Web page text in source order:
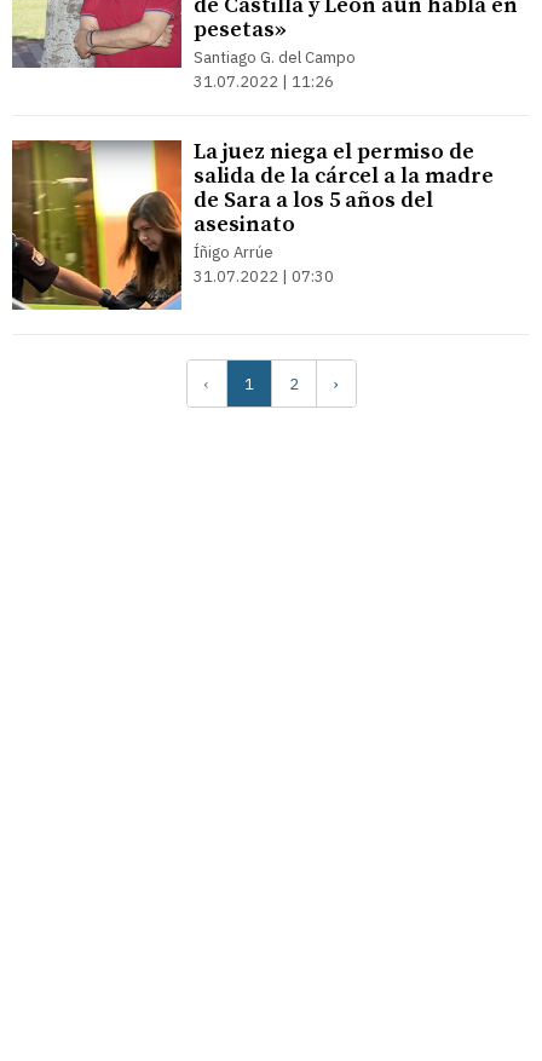
pesetas»
Santiago G. del Campo
31.07.2022 | 11:26
La juez niega el permiso de
salida de la cárcel a la madre
de Sara a los 5 años del
asesinato
Íñigo Arrúe
31.07.2022 | 07:30
‹ 1 2 ›